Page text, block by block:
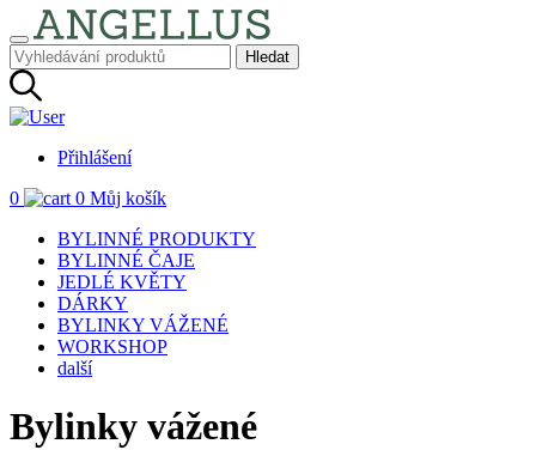
Přihlášení
0
0 Můj košík
BYLINNÉ PRODUKTY
BYLINNÉ ČAJE
JEDLÉ KVĚTY
DÁRKY
BYLINKY VÁŽENÉ
WORKSHOP
další
Bylinky vážené